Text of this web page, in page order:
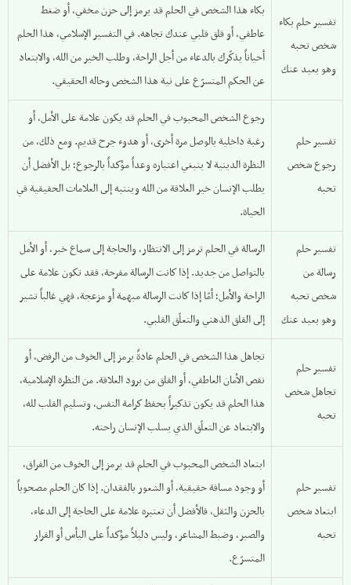
تفسير حلم بكاء
شخص تحبه
وهو بعيد عنك
بكاء هذا الشخص في الحلم قد يرمز إلى حزن مخفي، أو ضغط
عاطفي، أو قلق قلبي عندك تجاهه. في التفسير الإسلامي، هذا الحلم
أحياناً يذكّرك بالدعاء من أجل الراحة، وطلب الخير من الله، والابتعاد
عن الحكم المتسرّع على نية هذا الشخص وحاله الحقيقي.
تفسير حلم
رجوع شخص
تحبه
رجوع الشخص المحبوب في الحلم قد يكون علامة على الأمل، أو
رغبة داخلية بالوصل مرة أخرى، أو هدوء جرح قديم. ومع ذلك، من
النظرة الدينية لا ينبغي اعتباره وعداً مؤكداً بالرجوع؛ بل الأفضل أن
يطلب الإنسان خير العلاقة من الله وينتبه إلى العلامات الحقيقية في
الحياة.
تفسير حلم
رسالة من
شخص تحبه
وهو بعيد عنك
الرسالة في الحلم ترمز إلى الانتظار، والحاجة إلى سماع خبر، أو الأمل
بالتواصل من جديد. إذا كانت الرسالة مفرحة، فقد تكون علامة على
الراحة والأمل؛ أمّا إذا كانت الرسالة مبهمة أو مزعجة، فهي غالباً تشير
إلى القلق الذهني والتعلّق القلبي.
تفسير حلم
تجاهل شخص
تحبه
تجاهل هذا الشخص في الحلم عادةً يرمز إلى الخوف من الرفض، أو
نقص الأمان العاطفي، أو القلق من برود العلاقة. من النظرة الإسلامية،
هذا الحلم قد يكون تذكيراً بحفظ كرامة النفس، وتسليم القلب لله،
والابتعاد عن التعلّق الذي يسلب الإنسان راحته.
تفسير حلم
ابتعاد شخص
تحبه
ابتعاد الشخص المحبوب في الحلم قد يرمز إلى الخوف من الفراق،
أو وجود مسافة حقيقية، أو الشعور بالفقدان. إذا كان الحلم مصحوباً
بالحزن والثقل، فالأفضل أن تعتبره علامة على الحاجة إلى الدعاء،
والصبر، وضبط المشاعر، وليس دليلاً مؤكداً على اليأس أو القرار
المتسرّع.